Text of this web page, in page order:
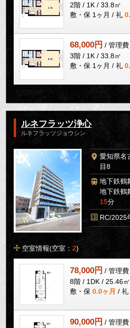
2階 / 1K / 33.8㎡
敷・保 1ヶ月 / 礼
68,000円 / 管理
3階 / 1K / 33.8㎡
敷・保 1ヶ月 / 礼
ルネフラッツ浄心
ルネフラッツジョウシン
愛知県名
目8
地下鉄鶴
地下鉄鶴
15分
RC/2025
空室情報(空室：2)
78,000円 / 管理
8階 / 1DK / 25.46㎡
敷・保 0.0ヶ月 / 礼
90,000円 / 管理